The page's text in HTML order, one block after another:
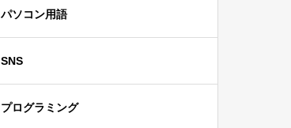
パソコン用語
SNS
プログラミング